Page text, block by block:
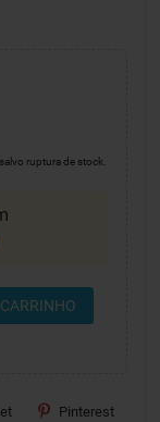
ruptura de stock.
Pinterest